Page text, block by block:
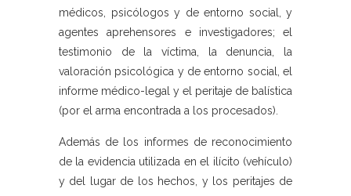
médicos, psicólogos y de entorno social, y
agentes aprehensores e investigadores; el
testimonio de la víctima, la denuncia, la
valoración psicológica y de entorno social, el
informe médico-legal y el peritaje de balística
(por el arma encontrada a los procesados).
Además de los informes de reconocimiento
de la evidencia utilizada en el ilícito (vehículo)
y del lugar de los hechos, y los peritajes de